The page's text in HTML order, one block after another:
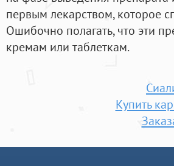
первым лекарством, которое
Ошибочно полагать, что эти
кремам или таблеткам.
Купить